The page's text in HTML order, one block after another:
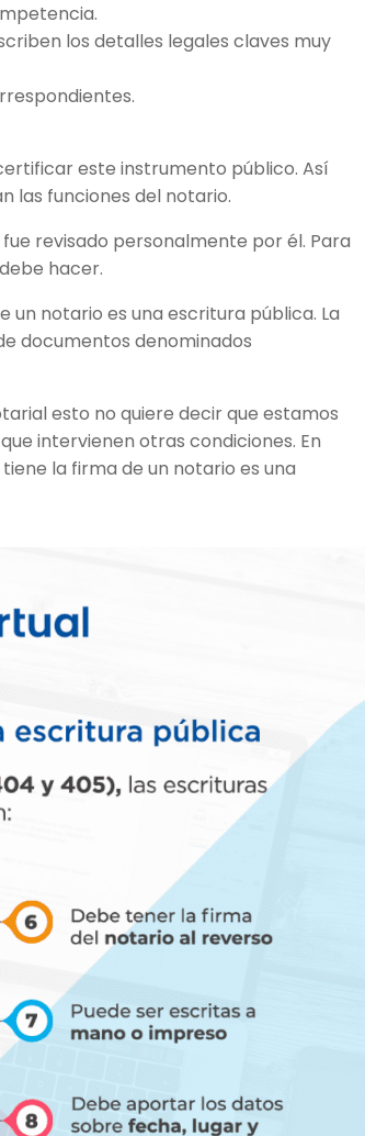
los detalles legales claves muy
este instrumento público. Así
las funciones del notario.
revisado personalmente por él. Para
hacer.
notario es una escritura pública. La
documentos denominados
esto no quiere decir que estamos
intervienen otras condiciones. En
la firma de un notario es una